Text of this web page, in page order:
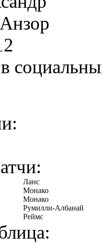
Ланс
Монако
Монако
Румилли-Албанай
Реймс